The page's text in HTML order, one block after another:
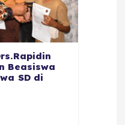
Beasiswa
SD di